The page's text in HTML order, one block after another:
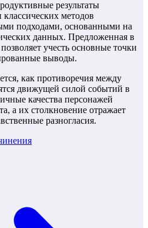
результаты
методов
подходами, основанными на
данных. Предложенная в
учесть основные точки
выводы.
как противоречия между
движущей силой событий в
качества персонажей
а их столкновение отражает
разногласия.